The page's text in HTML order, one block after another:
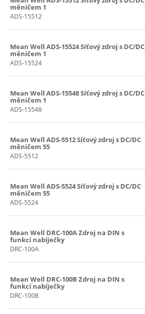
měničem 1
ADS-15512
Mean Well ADS-15524 Síťový zdroj s DC/DC
měničem 1
ADS-15524
Mean Well ADS-15548 Síťový zdroj s DC/DC
měničem 1
ADS-15548
Mean Well ADS-5512 Síťový zdroj s DC/DC
měničem 55
ADS-5512
Mean Well ADS-5524 Síťový zdroj s DC/DC
měničem 55
ADS-5524
Mean Well DRC-100A Zdroj na DIN s
funkcí nabíječky
DRC-100A
Mean Well DRC-100B Zdroj na DIN s
funkcí nabíječky
DRC-100B